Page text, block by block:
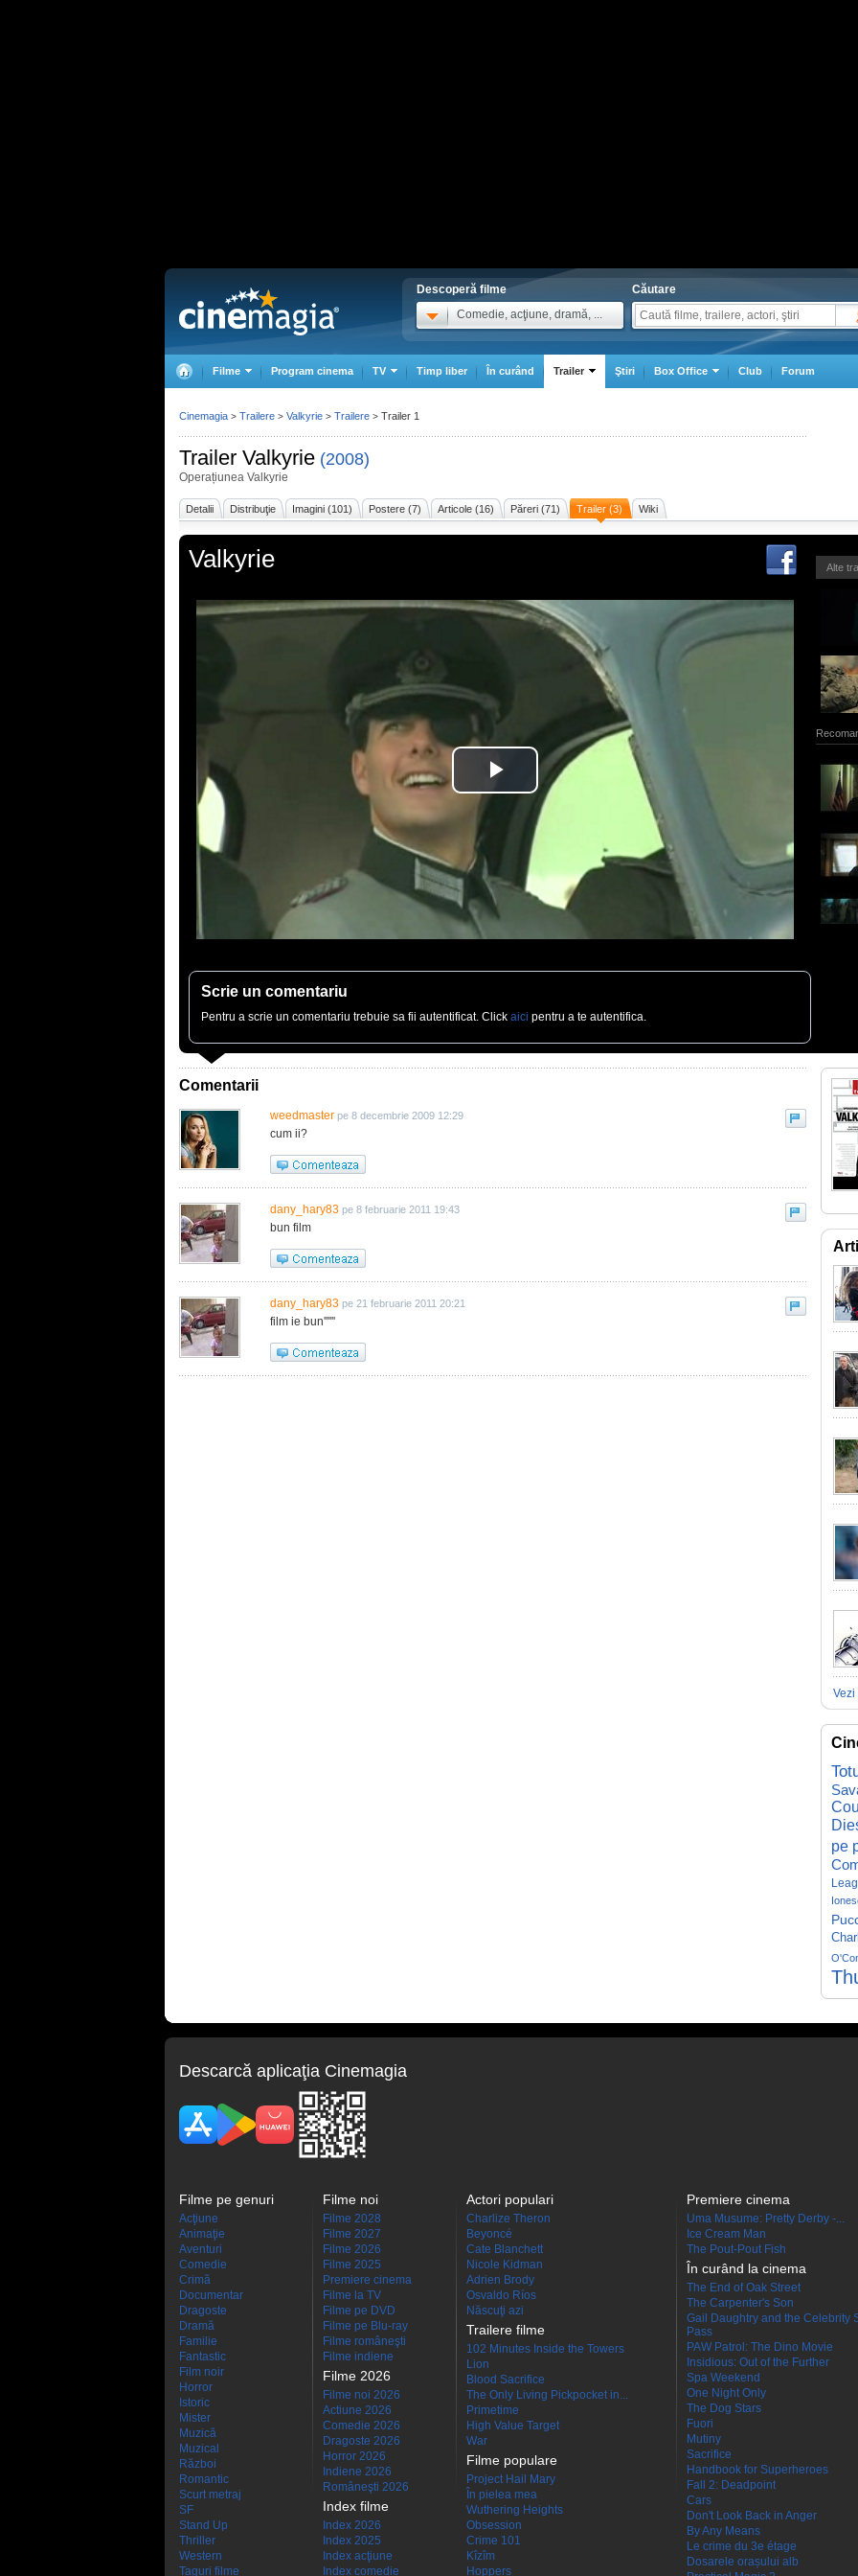
Descoperă filme
Comedie, acţiune, dramă, ...
Căutare
Filme Program cinema TV Timp liber În curând Trailer Ştiri Box Office Club Forum
Trailer Valkyrie (2008)
Operațiunea Valkyrie
Detalii Distribuţie Imagini (101) Postere (7) Articole (16) Păreri (71) Trailer (3) Wiki
Valkyrie
Scrie un comentariu
Pentru a scrie un comentariu trebuie sa fii autentificat. Click aici pentru a te autentifica.
Alte
Comentarii
weedmaster pe 8 decembrie 2009 12:29
cum ii?
dany_hary83 pe 8 februarie 2011 19:43
bun film
dany_hary83 pe 21 februarie 2011 20:21
film ie bun''''''
Vezi
pe
Cinemagia > Trailere > Valkyrie > Trailere > Trailer 1
Descarcă aplicaţia Cinemagia
Filme pe genuri
Acţiune
Animaţie
Aventuri
Comedie
Crimă
Documentar
Dragoste
Dramă
Familie
Fantastic
Film noir
Horror
Istoric
Mister
Muzică
Muzical
Război
Romantic
Scurt metraj
SF
Stand Up
Thriller
Western
Taguri filme
Filme noi
Filme 2028
Filme 2027
Filme 2026
Filme 2025
Premiere cinema
Filme la TV
Filme pe DVD
Filme pe Blu-ray
Filme româneşti
Filme indiene
Filme 2026
Filme noi 2026
Actiune 2026
Comedie 2026
Dragoste 2026
Horror 2026
Indiene 2026
Româneşti 2026
Index filme
Index 2026
Index 2025
Index acţiune
Index comedie
Actori populari
Charlize Theron
Beyoncé
Cate Blanchett
Nicole Kidman
Adrien Brody
Osvaldo Ríos
Născuţi azi
Trailere filme
102 Minutes Inside the Towers
Lion
Blood Sacrifice
The Only Living Pickpocket in...
Primetime
High Value Target
War
Filme populare
Project Hail Mary
În pielea mea
Wuthering Heights
Obsession
Crime 101
Kîzîm
Hoppers
Premiere cinema
Uma Musume: Pretty Derby -...
Ice Cream Man
The Pout-Pout Fish
În curând la cinema
The End of Oak Street
The Carpenter's Son
Gail Daughtry and the Celebrity
Pass
PAW Patrol: The Dino Movie
Insidious: Out of the Further
Spa Weekend
One Night Only
The Dog Stars
Fuori
Mutiny
Sacrifice
Handbook for Superheroes
Fall 2: Deadpoint
Cars
Don't Look Back in Anger
By Any Means
Le crime du 3e étage
Dosarele orașului alb